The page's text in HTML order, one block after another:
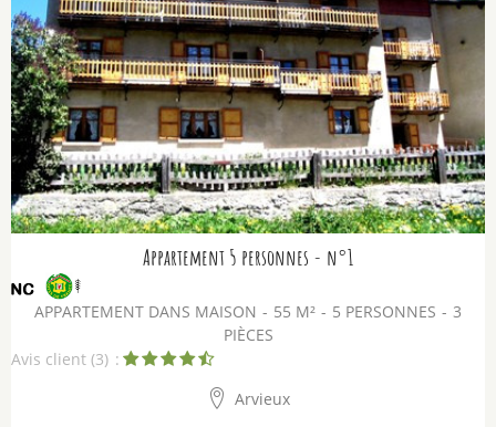
Appartement 5 personnes - n°1
APPARTEMENT DANS MAISON 55 M² 5 PERSONNES
3
PIÈCES
Avis client (3)
Arvieux